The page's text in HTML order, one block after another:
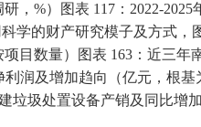
，%）图表 117：2022-
学的财产研究模子及方式
目数量）图表 163：近三
利润及增加趋向（亿元，根
垃圾处置设备产销及同比